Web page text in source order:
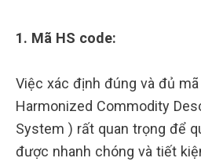
1. Mã HS code:
Việc xác định đúng và đủ
Harmonized Commodity
System ) rất quan trọng để
được nhanh chóng và tiết